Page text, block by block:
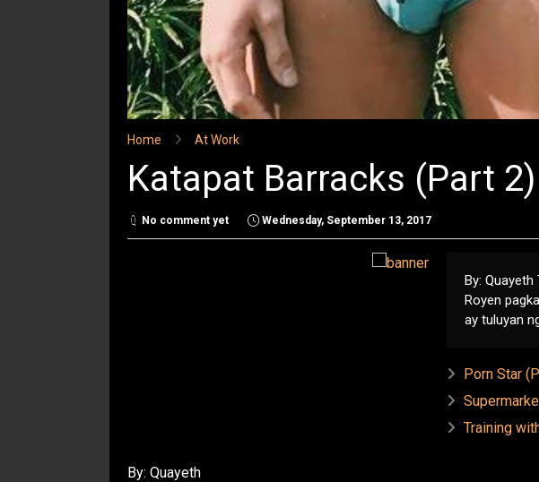
Home At Work
Katapat Barracks (Part 2)
No comment yet Wednesday, September 13, 2017
By:
Royen
ay tuluyan
Porn Star
Training
By: Quayeth